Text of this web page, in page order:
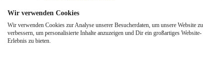
Katzenhäuser
Hängematten & Fensterliegeplätze
Katzendecken & -matten
Baldrian- & Catnipspielzeug
Wir verwenden Cookies
Wir verwenden Cookies zur Analyse unserer Besucherdaten, um unsere Website zu
verbessern, um personalisierte Inhalte anzuzeigen und Dir ein großartiges Website-
Erlebnis zu bieten.